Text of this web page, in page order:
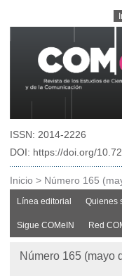
ISSN: 2014-2226
DOI: https://doi.org/
Inicio > Número 165
Línea editorial Quienes
Sigue COMeIN Red
Número 165 (mayo